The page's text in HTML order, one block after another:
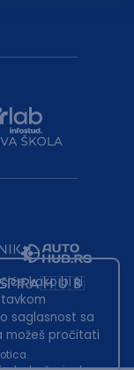
kako bi ti
saglasnost sa
možeš pročitati